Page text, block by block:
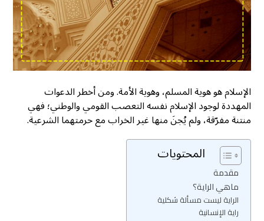
الإسلام هو هوية المسلم، وهوية الأمة. ومن أخطر الدعوات
المهددة لوجود الإسلام نفسه التعصب القومي والوطني؛ فهي
منتنة مفرّقة، ولم يُجنَ منها غير الخراب مع حرمتهما الشرعية.
المحتويات
مقدمة
ماهي الراية؟
الراية ليست مسألة شكلية
راية الإنسانية